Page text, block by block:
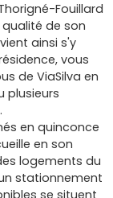
Fouillard
de son
ainsi s'y
vous
de ViaSilva en
plusieurs
en quinconce
en son
logements du
stationnement
se situent